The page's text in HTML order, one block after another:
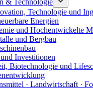
& Technologie
Technologie und
Energien
und Hochentwickelte
und Bergbau
Investitionen
Biotechnologie und
· Landwirtschaft ·